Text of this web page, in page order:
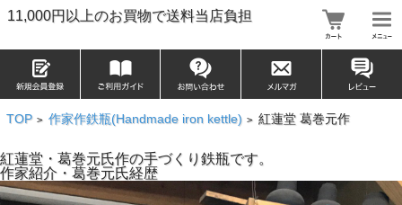
11,000円以上のお買物で送料当店負担
TOP > 作家作鉄瓶(Handmade iron kettle) > 紅蓮堂 葛巻元作
紅蓮堂・葛巻元氏作の手づくり鉄瓶です。
作家紹介・葛巻元氏経歴